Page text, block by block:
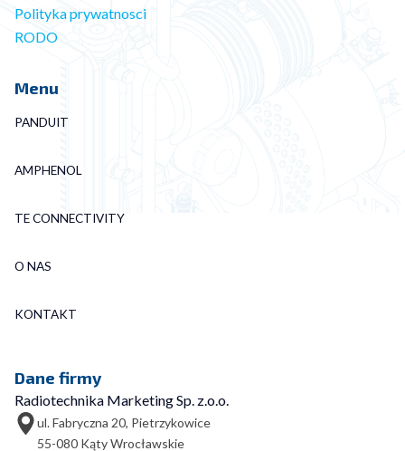
Polityka prywatnosci
RODO
Menu
PANDUIT
AMPHENOL
TE CONNECTIVITY
O NAS
KONTAKT
Dane firmy
Radiotechnika Marketing Sp. z.o.o.
ul. Fabryczna 20, Pietrzykowice
55-080 Kąty Wrocławskie